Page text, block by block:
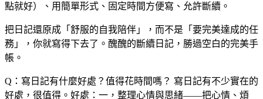
點就好）、用簡單形式、固定時間方便寫、允許斷續。
把日記還原成「舒服的自我陪伴」，而不是「要完美達成的任
務」，你就寫得下去了。醜醜的斷續日記，勝過空白的完美手
帳。
Q：寫日記有什麼好處？值得花時間嗎？ 寫日記有不少實在的
好處，很值得。好處：一，整理心情與思緒——把心情、煩